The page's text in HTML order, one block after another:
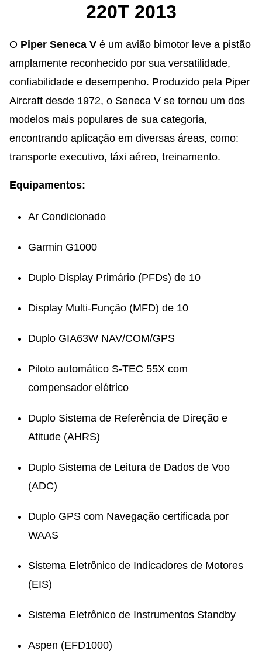
220T 2013
O Piper Seneca V é um avião bimotor leve a pistão
amplamente reconhecido por sua versatilidade,
confiabilidade e desempenho. Produzido pela Piper
Aircraft desde 1972, o Seneca V se tornou um dos
modelos mais populares de sua categoria,
encontrando aplicação em diversas áreas, como:
transporte executivo, táxi aéreo, treinamento.
Equipamentos:
Ar Condicionado
Garmin G1000
Duplo Display Primário (PFDs) de 10
Display Multi-Função (MFD) de 10
Duplo GIA63W NAV/COM/GPS
Piloto automático S-TEC 55X com
compensador elétrico
Duplo Sistema de Referência de Direção e
Atitude (AHRS)
Duplo Sistema de Leitura de Dados de Voo
(ADC)
Duplo GPS com Navegação certificada por
WAAS
Sistema Eletrônico de Indicadores de Motores
(EIS)
Sistema Eletrônico de Instrumentos Standby
Aspen (EFD1000)